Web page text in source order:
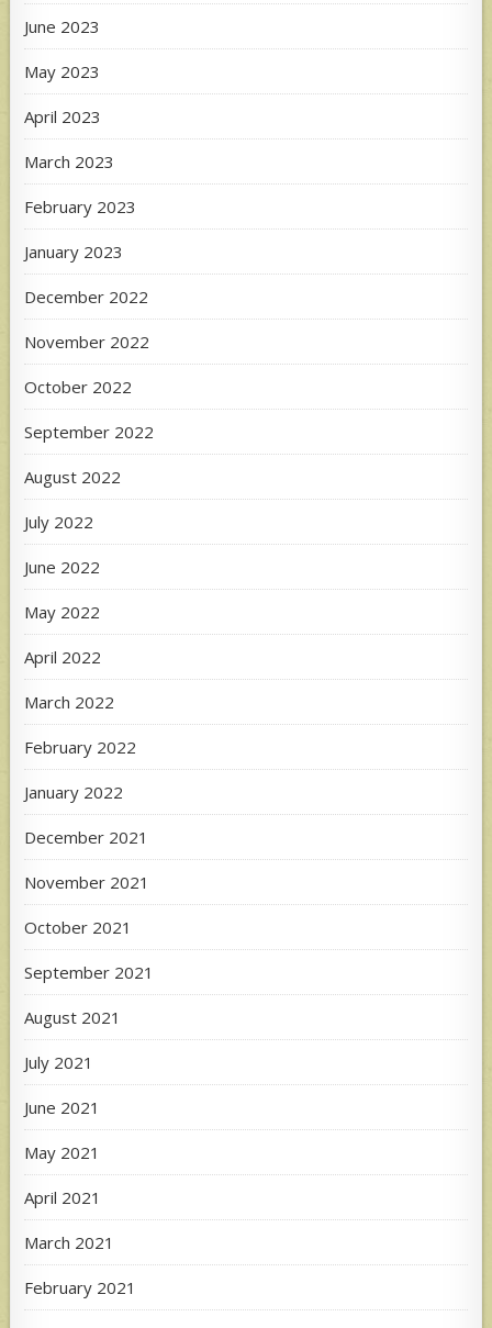
June 2023
May 2023
April 2023
March 2023
February 2023
January 2023
December 2022
November 2022
October 2022
September 2022
August 2022
July 2022
June 2022
May 2022
April 2022
March 2022
February 2022
January 2022
December 2021
November 2021
October 2021
September 2021
August 2021
July 2021
June 2021
May 2021
April 2021
March 2021
February 2021